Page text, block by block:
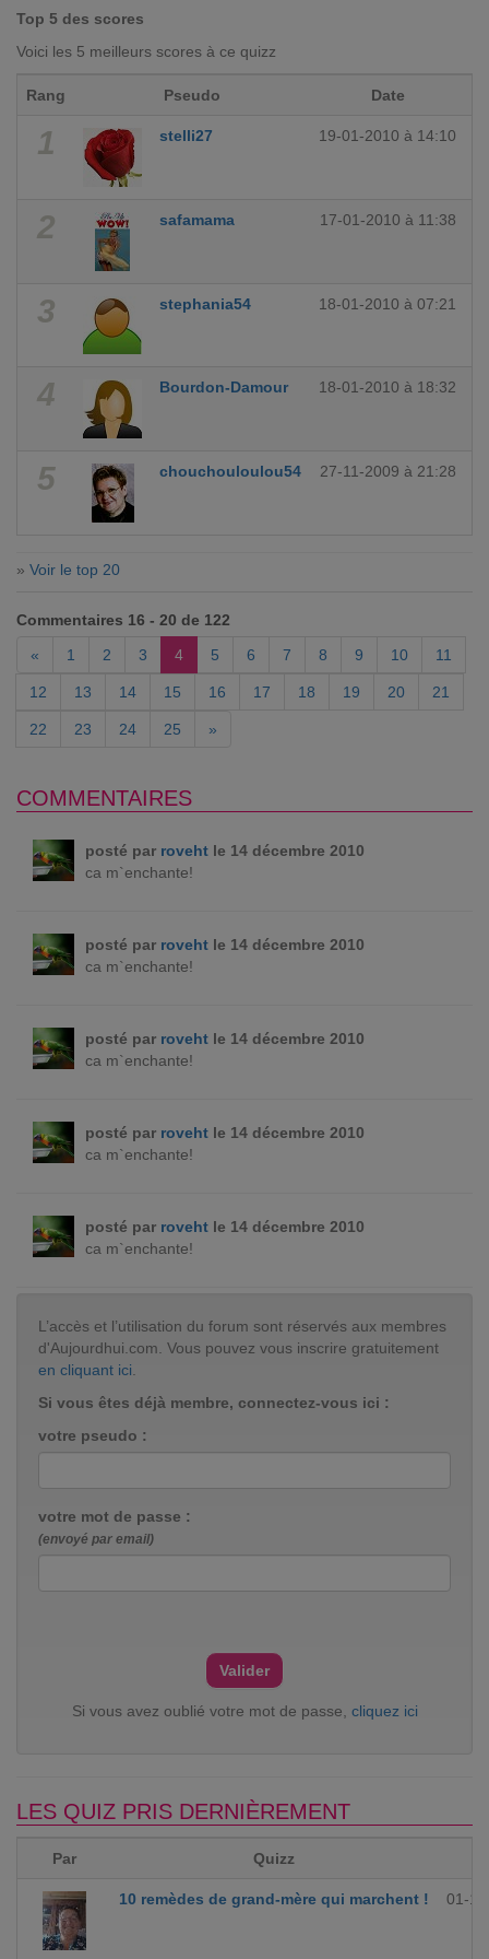
Top 5 des scores
Voici les 5 meilleurs scores à ce quizz
Rang Pseudo Date
1 stelli27 19-01-2010 à 14:10
2 safamama 17-01-2010 à 11:38
3 stephania54 18-01-2010 à 07:21
4 Bourdon-Damour 18-01-2010 à 18:32
5 chouchouloulou54 27-11-2009 à 21:28
» Voir le top 20
Commentaires 16 - 20 de 122
«
1 2 3 4 5 6 7 8 9 10 11
12 13 14 15 16 17 18 19 20 21
22 23 24 25 »
COMMENTAIRES
posté par rovehtle 14 décembre 2010
ca m`enchante!
posté par rovehtle 14 décembre 2010
ca m`enchante!
posté par rovehtle 14 décembre 2010
ca m`enchante!
posté par rovehtle 14 décembre 2010
ca m`enchante!
posté par rovehtle 14 décembre 2010
ca m`enchante!
L’accès et l’utilisation du forum sont réservés aux membres
d'Aujourdhui.com. Vous pouvez vous inscrire gratuitement
en cliquant ici
Si vous êtes déjà membre, connectez-vous ici :
votre pseudo :
votre mot de passe :
(envoyé par email)
Si vous avez oublié votre mot de passe, cliquez ici
LES QUIZ PRIS DERNIÈREMENT
Par Quizz
10 remèdes de grand-mère qui marchent ! 01-